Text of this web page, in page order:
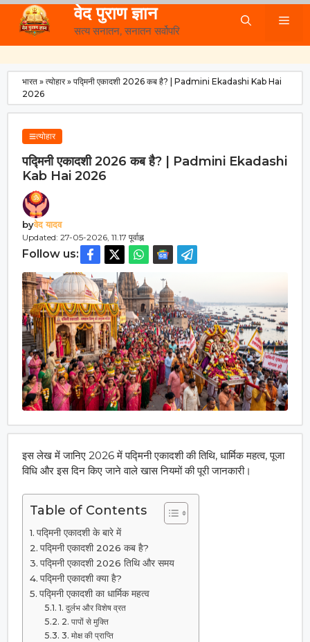
Skip
content
वेद पुराण ज्ञान
सत्य सनातन, सनातन सर्वोपरि
भारत » त्योहार» पद्मिनी एकादशी 2026 कब है? | Padmini Ekadashi Kab Hai
2026
त्योहार
पद्मिनी एकादशी 2026 कब है? | Padmini Ekadashi
Kab Hai 2026
byवेद यादव
Updated: 27-05-2026, 11.17 पूर्वाह्न
Follow us:
इस लेख में जानिए 2026 में पद्मिनी एकादशी की तिथि, धार्मिक महत्व, पूजा
विधि और इस दिन किए जाने वाले खास नियमों की पूरी जानकारी।
Table of Contents
पद्मिनी एकादशी के बारे में
पद्मिनी एकादशी 2026 कब है?
पद्मिनी एकादशी 2026 तिथि और समय
पद्मिनी एकादशी क्या है?
पद्मिनी एकादशी का धार्मिक महत्व
1. दुर्लभ और विशेष व्रत
2. पापों से मुक्ति
3. मोक्ष की प्राप्ति